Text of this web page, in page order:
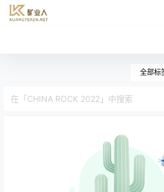
全部标